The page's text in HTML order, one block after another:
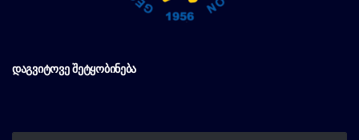
ᲓᲐᲒᲕᲘᲢᲝᲕᲔ ᲨᲔᲢᲧᲝᲑᲘᲜᲔᲑᲐ